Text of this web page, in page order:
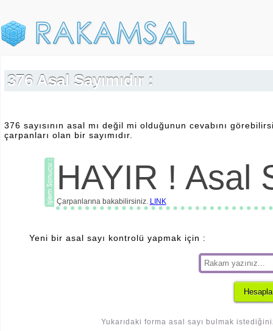
376 Asal Sayımıdır :
376 sayısının asal mı değil mi olduğunun cevabını
çarpanları olan bir sayımıdır.
HAYIR ! Asal
Çarpanlarına bakabilirsiniz. LINK
Yeni bir asal sayı kontrolü yapmak için :
Yukarıdaki forma asal sayı bulmak